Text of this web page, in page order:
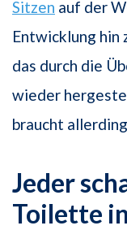
Sitzen auf der
Entwicklung hin
das durch die
wieder
braucht
Jeder
Toilette